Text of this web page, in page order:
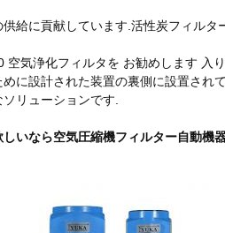
給に貢献しています. 活性炭フィルタ
空気浄化フィルタを お勧めします 入
めに設計された装置の裏側に設置され
リューションです.
しいなら空気圧縮機フィルター自動機